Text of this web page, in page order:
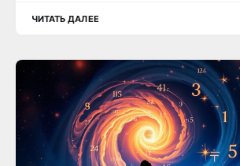
ЧИТАТЬ ДАЛЕЕ